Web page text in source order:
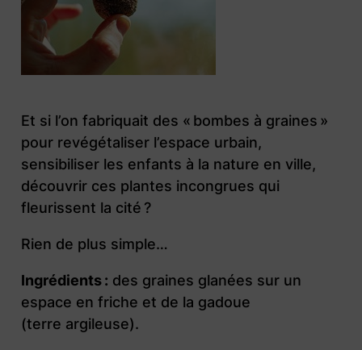
Et si l’on fabriquait des « bombes à graines »
pour revégétaliser l’espace urbain,
sensibiliser les enfants à la nature en ville,
découvrir ces plantes incongrues qui
fleurissent la cité ?
Rien de plus simple…
Ingrédients : des graines glanées sur un
espace en friche et de la gadoue
(terre argileuse).